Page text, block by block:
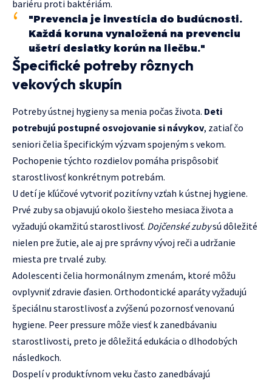
bariéru proti baktériám.
"Prevencia je investícia do budúcnosti.
Každá koruna vynaložená na prevenciu
ušetrí desiatky korún na liečbu."
Špecifické potreby rôznych
vekových skupín
Potreby ústnej hygieny sa menia počas života. Deti
potrebujú postupné osvojovanie si návykov, zatiaľ čo
seniori čelia špecifickým výzvam spojeným s vekom.
Pochopenie týchto rozdielov pomáha prispôsobiť
starostlivosť konkrétnym potrebám.
U detí je kľúčové vytvoriť pozitívny vzťah k ústnej hygiene.
Prvé zuby sa objavujú okolo šiesteho mesiaca života a
vyžadujú okamžitú starostlivosť. Dojčenské zubysú dôležité
nielen pre žutie, ale aj pre správny vývoj reči a udržanie
miesta pre trvalé zuby.
Adolescenti čelia hormonálnym zmenám, ktoré môžu
ovplyvniť zdravie ďasien. Orthodontické aparáty vyžadujú
špeciálnu starostlivosť a zvýšenú pozornosť venovanú
hygiene. Peer pressure môže viesť k zanedbávaniu
starostlivosti, preto je dôležitá edukácia o dlhodobých
následkoch.
Dospelí v produktívnom veku často zanedbávajú